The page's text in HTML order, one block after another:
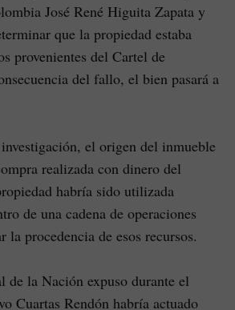
José René Higuita Zapata y
que la propiedad estaba
provenientes del Cartel de
del fallo, el bien pasará a
el origen del inmueble
realizada con dinero del
habría sido utilizada
de una cadena de operaciones
la procedencia de esos recursos.
de la Nación expuso durante el
Cuartas Rendón habría actuado